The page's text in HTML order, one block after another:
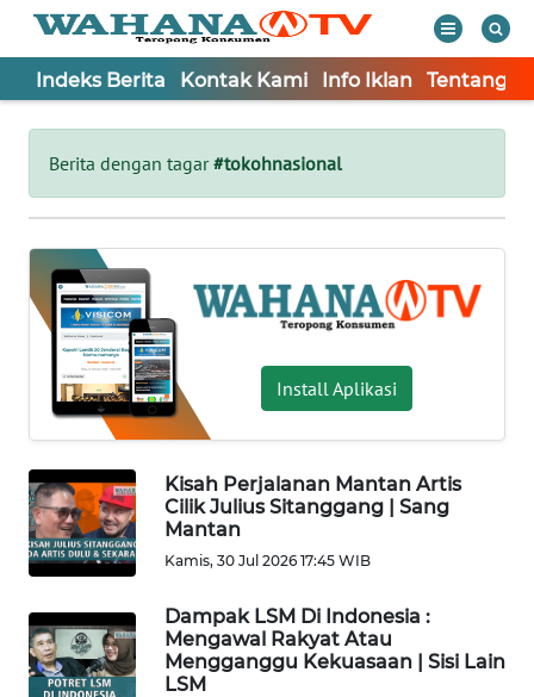
Indeks Berita Kontak Kami Info Iklan Tentang
Berita dengan tagar#tokohnasional
Install Aplikasi
Kisah Perjalanan Mantan Artis
Cilik Julius Sitanggang | Sang
Mantan
Kamis, 30 Jul 2026 17:45 WIB
Dampak LSM Di Indonesia :
Mengawal Rakyat Atau
Mengganggu Kekuasaan | Sisi Lain
LSM
Tutup
Informasi
INDEKS
BERITA
KONTAK
KAMI
TENTANG
KAMI
PEDOMAN
MEDIA
SIBER